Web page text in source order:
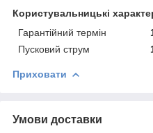
Користувальницькі
Гарантійний термін
Пусковий струм
Приховати
Умови доставки